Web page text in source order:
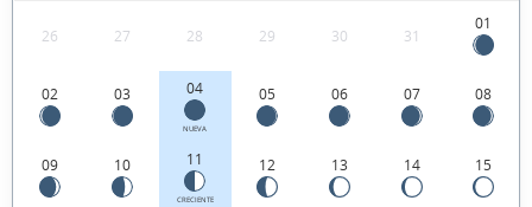
España.
26 27 28 29 30 31
01
02 03 04
NUEVA
05 06 07 08
09 10 11
CRECIENTE
12 13 14 15